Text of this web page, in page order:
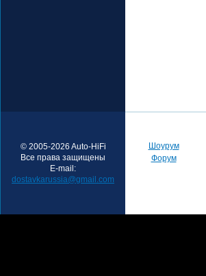
© 2005-2026 Auto-HiFi
Все права защищены
E-mail:
dostavkarussia@gmail.com
Шоурум
Форум